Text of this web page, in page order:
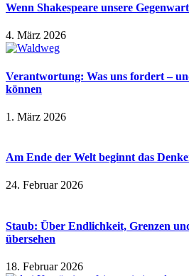
Wenn Shakespeare unsere
4. März 2026
Verantwortung: Was uns fordert –
können
1. März 2026
Am Ende der Welt beginnt das
24. Februar 2026
Staub: Über Endlichkeit, Grenzen
übersehen
18. Februar 2026